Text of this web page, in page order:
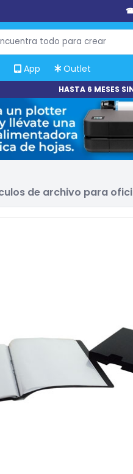
App Outlet
HASTA 6 MESES
de archivo para